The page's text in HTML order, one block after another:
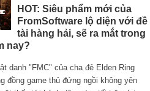
HOT: Siêu phẩm mới của
FromSoftware lộ diện với đề
tài hàng hải, sẽ ra mắt trong
nay?
danh "FMC" của cha đẻ Elden Ring
đồng game thủ đứng ngồi không yên